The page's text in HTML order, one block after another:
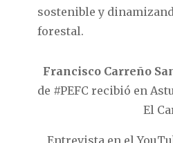
sostenible y
forestal.
Francisco Carreño
de #PEFC recibió en
El
Entrevista en el